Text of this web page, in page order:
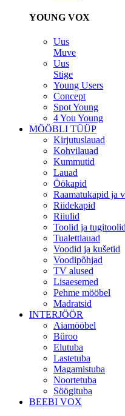
YOUNG VOX
Uus
Muve
Uus
Stige
Young Users
Concept
Spot Young
4 You Young
MÖÖBLI TÜÜP
Kirjutuslauad
Kohvilauad
Kummutid
Lauad
Öökapid
Raamatukapid ja
Riidekapid
Riiulid
Toolid ja tugitoolid
Tualettlauad
Voodid ja kušetid
Voodipõhjad
TV alused
Lisaesemed
Pehme mööbel
Madratsid
INTERJÖÖR
Aiamööbel
Büroo
Elutuba
Lastetuba
Magamistuba
Noortetuba
Söögituba
BEEBI VOX